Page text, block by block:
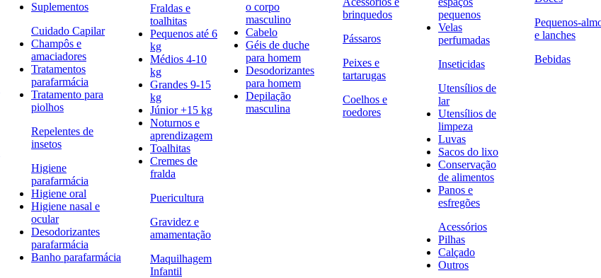
Suplementos
Cuidado Capilar
Champôs e
amaciadores
Tratamentos
parafarmácia
Tratamento para
piolhos
Repelentes de
insetos
Higiene
parafarmácia
Higiene oral
Higiene nasal e
ocular
Desodorizantes
parafarmácia
Banho parafarmácia
Fraldas e
toalhitas
Pequenos até 6
kg
Médios 4-10
kg
Grandes 9-15
kg
Júnior +15 kg
Noturnos e
aprendizagem
Toalhitas
Cremes de
fralda
Puericultura
Gravidez e
amamentação
Maquilhagem
Infantil
o corpo
masculino
Cabelo
Géis de duche
para homem
Desodorizantes
para homem
Depilação
masculina
brinquedos
Pássaros
Peixes e
tartarugas
Coelhos e
roedores
pequenos
Velas
perfumadas
Inseticidas
Utensílios de
lar
Utensílios de
limpeza
Luvas
Sacos do lixo
Conservação
de alimentos
Panos e
esfregões
Acessórios
Pilhas
Calçado
Outros
Pequenos-
e lanches
Bebidas